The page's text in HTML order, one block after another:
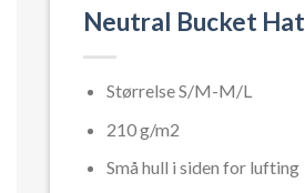
Neutral Bucket Hat
Størrelse S/M-M/L
210 g/m2
Små hull i siden for lufting